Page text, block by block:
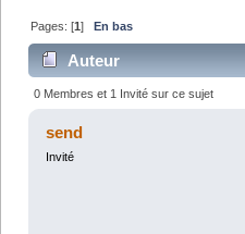
Pages: [1] En bas
Auteur
0 Membres et 1 Invité sur ce sujet
send
Invité